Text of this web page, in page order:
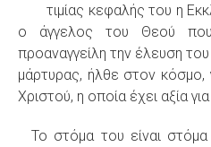
τιμίας κεφαλής του η
ο άγγελος του Θεού
προαναγγείλη την έλευση
μάρτυρας, ήλθε στον κόσμο,
Χριστού, η οποία έχει αξία
Το στόμα του είναι